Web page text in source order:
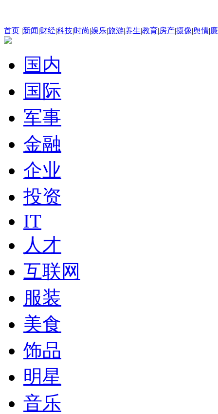
首页 |新闻|财经|科技|时尚|娱乐|旅游|养生|教育|房产|摄像|舆情|
国内
国际
军事
金融
企业
投资
IT
人才
互联网
服装
美食
饰品
明星
音乐